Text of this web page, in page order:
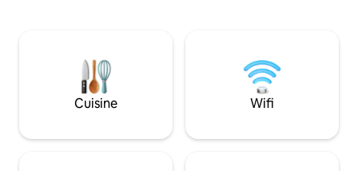
une réduction pour les militaires et une
réduction pour les réservations
multiples si vous réservez plus d'une de
infirmières en déplacement et les
de jeux
Cuisine Wifi